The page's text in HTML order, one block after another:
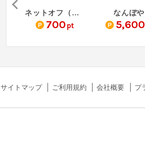
ネットオフ（洋服買取）
700 pt
なんぼや
5,600
サイトマップ ご利用規約 会社概要 プ